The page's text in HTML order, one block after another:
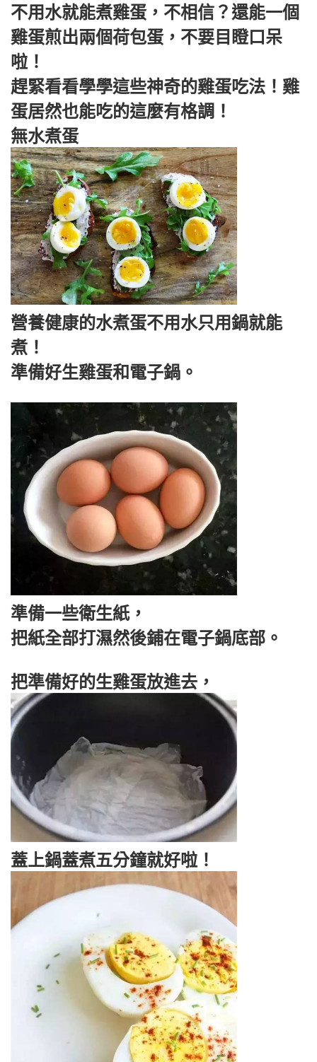
不用水就能煮雞蛋， 不相信？還能一個
雞蛋煎出兩個荷包蛋， 不要目瞪口呆
啦！
趕緊看看學學這些神奇的雞蛋吃法！ 雞
蛋居然也能吃的這麼有格調！
無水煮蛋
營養健康的水煮蛋不用水只用鍋就能
煮！
準備好生雞蛋和電子鍋。
準備一些衛生紙，
把紙全部打濕然後鋪在電子鍋底部。
把準備好的生雞蛋放進去，
蓋上鍋蓋煮五分鐘就好啦！